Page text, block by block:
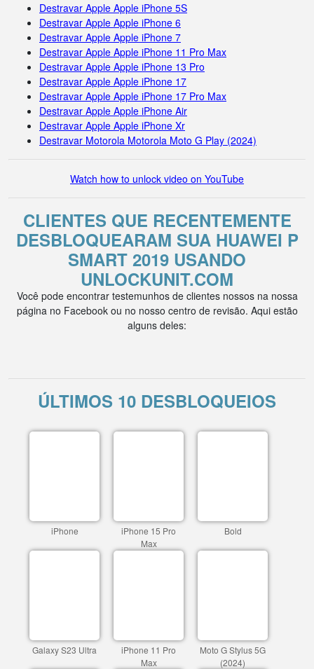
Destravar Apple Apple iPhone 5S
Destravar Apple Apple iPhone 6
Destravar Apple Apple iPhone 7
Destravar Apple Apple iPhone 11 Pro Max
Destravar Apple Apple iPhone 13 Pro
Destravar Apple Apple iPhone 17
Destravar Apple Apple iPhone 17 Pro Max
Destravar Apple Apple iPhone Air
Destravar Apple Apple iPhone Xr
Destravar Motorola Motorola Moto G Play (2024)
Watch how to unlock video on YouTube
CLIENTES QUE RECENTEMENTE
DESBLOQUEARAM SUA HUAWEI P
SMART 2019 USANDO
UNLOCKUNIT.COM
Você pode encontrar testemunhos de clientes nossos na nossa
página no Facebook ou no nosso centro de revisão. Aqui estão
alguns deles:
ÚLTIMOS 10 DESBLOQUEIOS
iPhone
iPhone 15 Pro
Max
Bold
Galaxy S23 Ultra
iPhone 11 Pro
Max
Moto G Stylus 5G
(2024)